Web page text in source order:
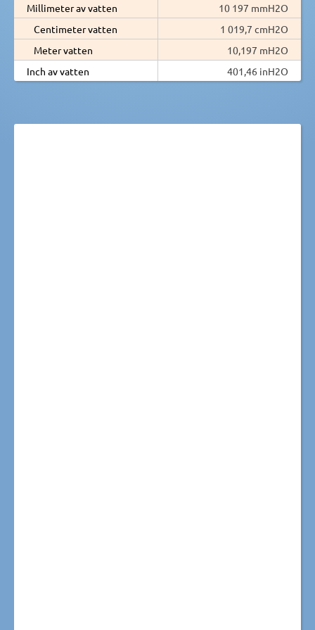
Millimeter av vatten
10 197 mmH2O
Centimeter vatten
1 019,7 cmH2O
Meter vatten
10,197 mH2O
Inch av vatten
401,46 inH2O